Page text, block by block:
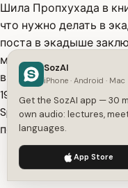
Шила Пропхухада в
что нужно делать в
поста в экадыше
минимуму запросы
время для служения
19:23
Speaker A
повторение мантры и
преданном служении.
поста - это
слушать его святое
We use cookies to enhance
SozAI
iPhone · Android · Mac
Get the SozAI app — 30
own audio: lectures,
languages.
App Store